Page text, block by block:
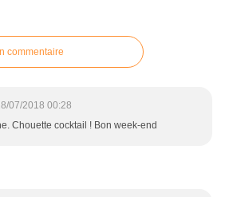
commentaire
07/2018 00:28
Chouette cocktail ! Bon week-end